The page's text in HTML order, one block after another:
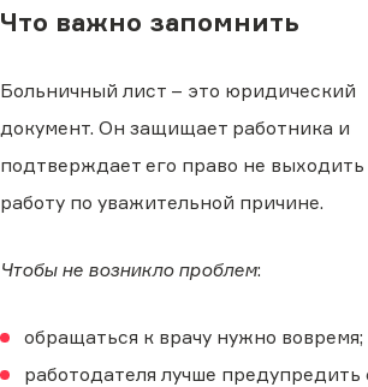
Что важно запомнить
Больничный лист – это юридический
документ. Он защищает работника и
подтверждает его право не выходить
работу по уважительной причине.
Чтобы не возникло проблем:
обращаться к врачу нужно вовремя;
работодателя лучше предупредить